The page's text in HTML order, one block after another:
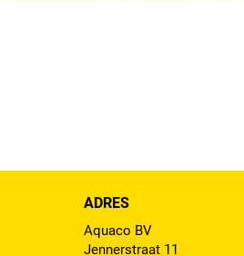
ADRES
Aquaco BV
Jennerstraat 11